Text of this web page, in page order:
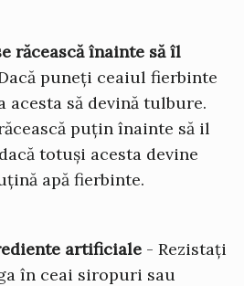
răcească înainte să îl
puneți ceaiul fierbinte
să devină tulbure.
puțin înainte să il
totuși acesta devine
apă fierbinte.
artificiale - Rezistați
în ceai siropuri sau